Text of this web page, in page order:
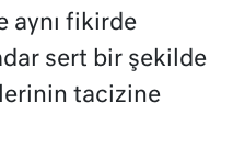
aynı fikirde
sert bir şekilde
tacizine